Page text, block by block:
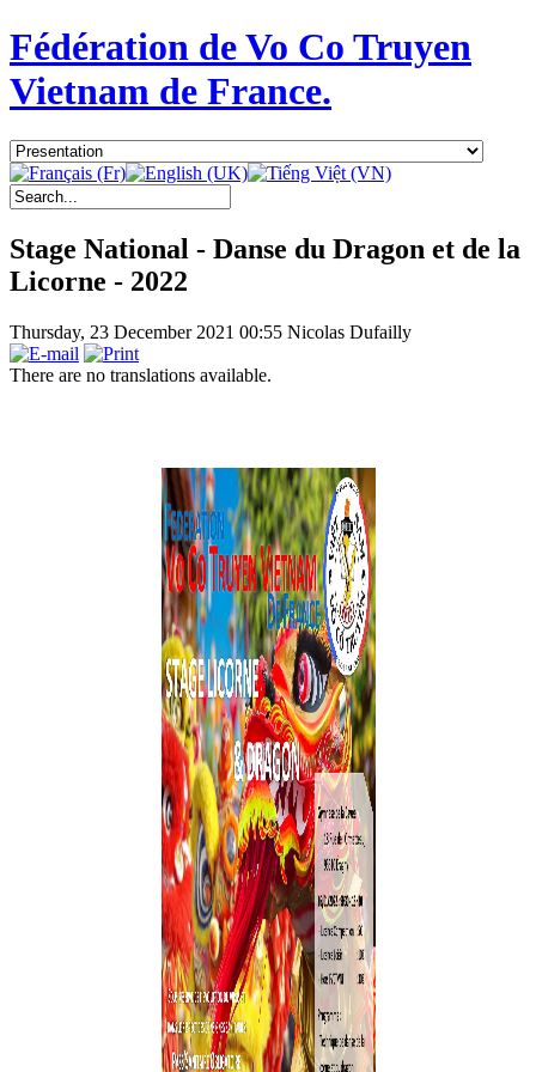
Fédération de Vo Co Truyen
Vietnam de France.
Stage National - Danse du Dragon et de la
Licorne - 2022
Thursday, 23 December 2021 00:55 Nicolas Dufailly
There are no translations available.